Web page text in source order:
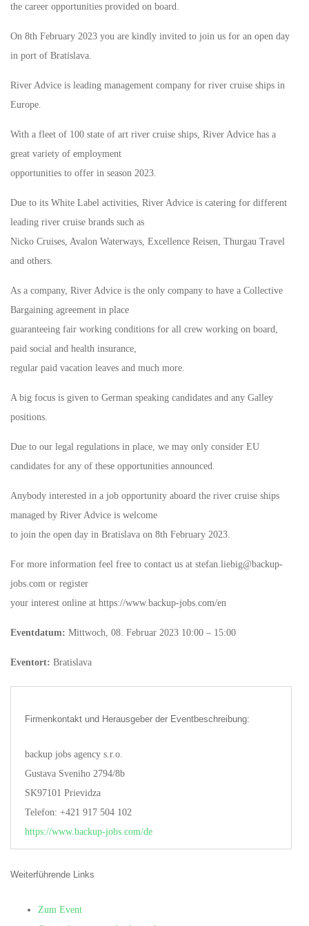
the career opportunities provided on board.
On 8th February 2023 you are kindly invited to join us for an open day
in port of Bratislava.
River Advice is leading management company for river cruise ships in
Europe.
With a fleet of 100 state of art river cruise ships, River Advice has a
great variety of employment
opportunities to offer in season 2023.
Due to its White Label activities, River Advice is catering for different
leading river cruise brands such as
Nicko Cruises, Avalon Waterways, Excellence Reisen, Thurgau Travel
and others.
As a company, River Advice is the only company to have a Collective
Bargaining agreement in place
guaranteeing fair working conditions for all crew working on board,
paid social and health insurance,
regular paid vacation leaves and much more.
A big focus is given to German speaking candidates and any Galley
positions.
Due to our legal regulations in place, we may only consider EU
candidates for any of these opportunities announced.
Anybody interested in a job opportunity aboard the river cruise ships
managed by River Advice is welcome
to join the open day in Bratislava on 8th February 2023.
For more information feel free to contact us at stefan.liebig@backup-
jobs.com or register
your interest online at https://www.backup-jobs.com/en
Eventdatum: Mittwoch, 08. Februar 2023 10:00 – 15:00
Eventort: Bratislava
Firmenkontakt und Herausgeber der Eventbeschreibung:
backup jobs agency s.r.o.
Gustava Sveniho 2794/8b
SK97101 Prievidza
Telefon: +421 917 504 102
https://www.backup-jobs.com/de
Weiterführende Links
Zum Event